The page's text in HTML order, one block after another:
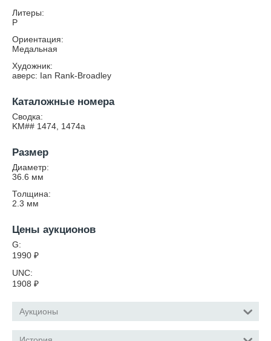
Литеры:
P
Ориентация:
Медальная
Художник:
аверс: Ian Rank-Broadley
Каталожные номера
Сводка:
KM## 1474, 1474а
Размер
Диаметр:
36.6 мм
Толщина:
2.3 мм
Цены аукционов
G:
1990 ₽
UNC:
1908 ₽
Аукционы